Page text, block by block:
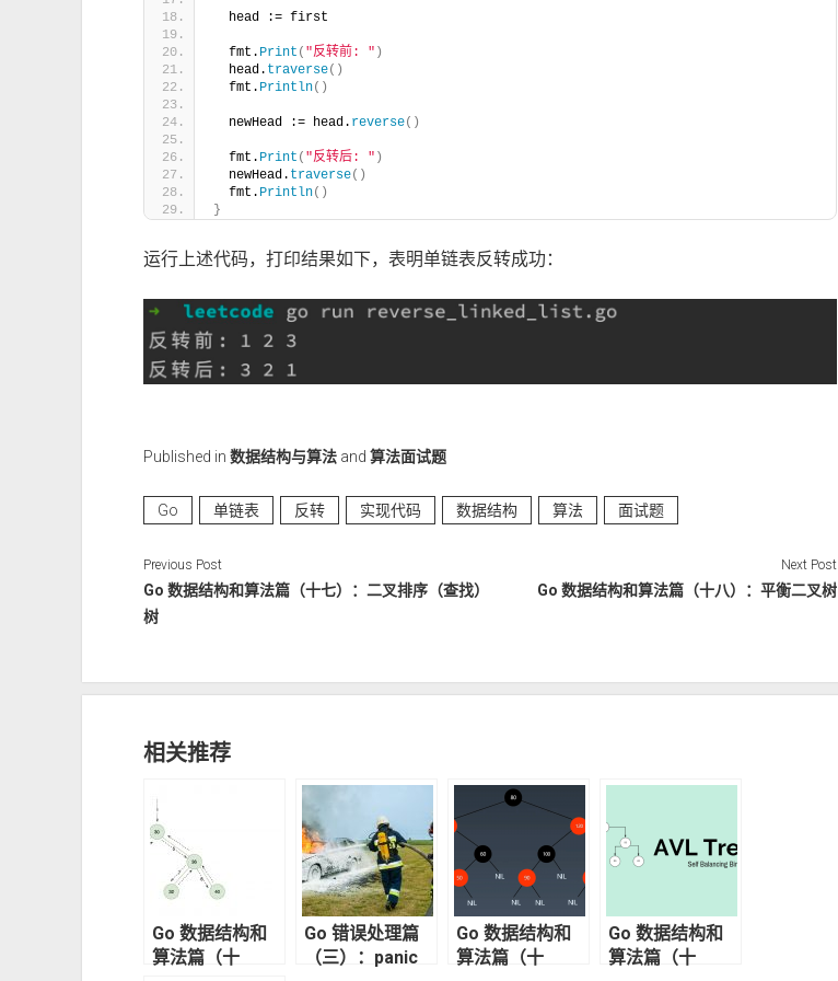
  head := first
  fmt.
Print ( "反转前: " )
  head.
traverse()
  fmt.
Println()
  newHead := head.
reverse()
  fmt.
Print ( "反转后: " )
  newHead.
traverse()
  fmt.
Println()
}
运行上述代码，打印结果如下，表明单链表反转成功：
Published in 数据结构与算法and 算法面试题
Go 单链表 反转 实现代码 数据结构 算法 面试题
Previous Post
Go 数据结构和算法篇（十七）：二叉排序（查找）
树
Next Post
Go 数据结构和算法篇（十八）：平衡二叉树
相关推荐
Go 数据结构和
算法篇（十
Go 错误处理篇
（三）：panic
Go 数据结构和
算法篇（十
Go 数据结构和
算法篇（十